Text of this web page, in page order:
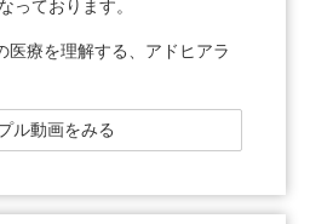
っております。
医療を理解する、アドヒアラ
ル動画をみる